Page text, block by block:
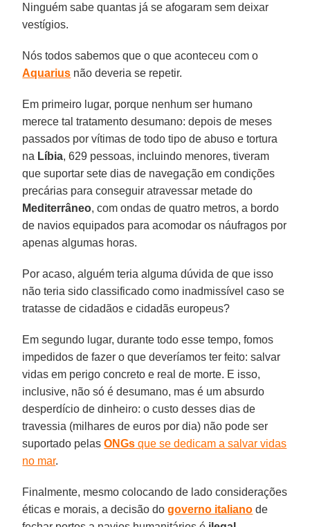
Ninguém sabe quantas já se afogaram sem deixar
vestígios.
Nós todos sabemos que o que aconteceu com o
Aquarius não deveria se repetir.
Em primeiro lugar, porque nenhum ser humano
merece tal tratamento desumano: depois de meses
passados por vítimas de todo tipo de abuso e tortura
na Líbia, 629 pessoas, incluindo menores, tiveram
que suportar sete dias de navegação em condições
precárias para conseguir atravessar metade do
Mediterrâneo, com ondas de quatro metros, a bordo
de navios equipados para acomodar os náufragos por
apenas algumas horas.
Por acaso, alguém teria alguma dúvida de que isso
não teria sido classificado como inadmissível caso se
tratasse de cidadãos e cidadãs europeus?
Em segundo lugar, durante todo esse tempo, fomos
impedidos de fazer o que deveríamos ter feito: salvar
vidas em perigo concreto e real de morte. E isso,
inclusive, não só é desumano, mas é um absurdo
desperdício de dinheiro: o custo desses dias de
travessia (milhares de euros por dia) não pode ser
suportado pelasONGs que se dedicam a salvar vidas
no mar.
Finalmente, mesmo colocando de lado considerações
éticas e morais, a decisão dogoverno italiano de